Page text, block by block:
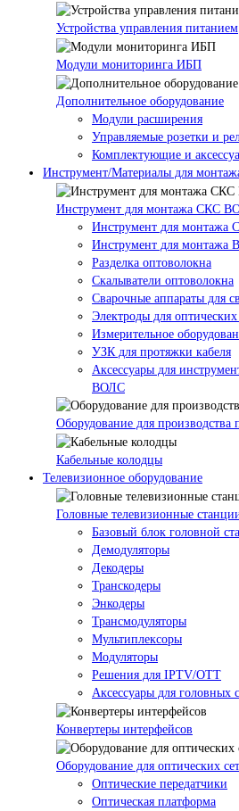
Устройства управления питанием
Модули мониторинга ИБП
Дополнительное оборудование
Модули расширения
Управляемые розетки и
Комплектующие и
Инструмент/Материалы для
Инструмент для монтажа СКС
Инструмент для монтажа
Инструмент для монтажа
Разделка оптоволокна
Скалыватели оптоволокна
Сварочные аппараты для
Электроды для
Измерительное
УЗК для протяжки кабеля
Аксессуары для
ВОЛС
Оборудование для производства
Кабельные колодцы
Телевизионное оборудование
Головные телевизионные
Базовый блок головной
Демодуляторы
Декодеры
Транскодеры
Энкодеры
Трансмодуляторы
Мультиплексоры
Модуляторы
Решения для IPTV/OTT
Аксессуары для головных
Конвертеры интерфейсов
Оборудование для оптических
Оптические передатчики
Оптическая платформа